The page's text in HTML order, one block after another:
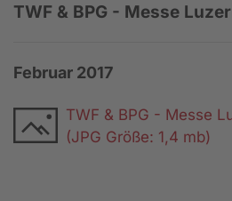
TWF & BPG - Messe
Februar 2017
TWF & BPG - Messe
(JPG Größe: 1,4 mb)